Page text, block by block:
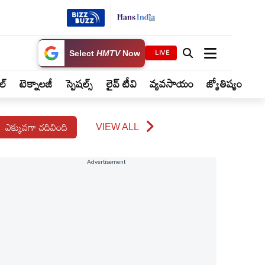
Select HMTVNow LIVE
టెక్నాలజీ స్పెషల్స్ లైవ్ టీవి వ్యవసాయం జ్యోతిష్యం
ఎక్కువగా చదివింది VIEW ALL
Advertisement